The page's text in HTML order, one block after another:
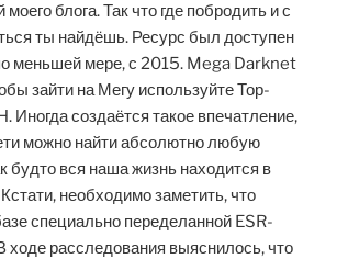
блога. Так что где побродить и с
ты найдёшь. Ресурс был доступен
меньшей мере, с 2015. Mega Darknet
зайти на Мегу используйте Тор-
Иногда создаётся такое впечатление,
можно найти абсолютно любую
будто вся наша жизнь находится в
необходимо заметить, что
специально переделанной ESR-
ходе расследования выяснилось, что